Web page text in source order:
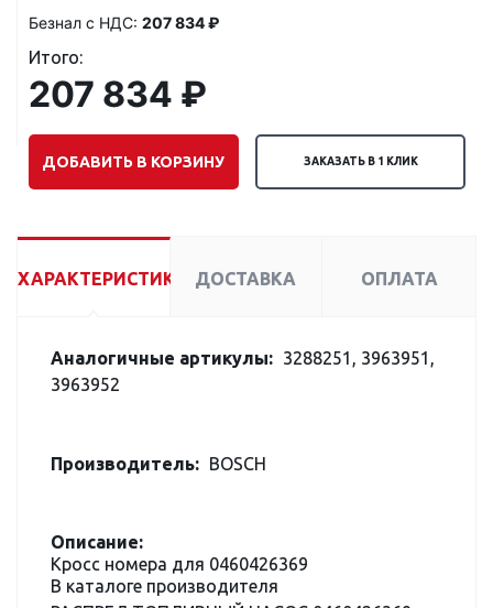
Безнал с НДС: 207 834 ₽
Итого:
207 834 ₽
ДОБАВИТЬ В КОРЗИНУ ЗАКАЗАТЬ В 1 КЛИК
ХАРАКТЕРИСТИКИ ДОСТАВКА ОПЛАТА
Аналогичные артикулы: 3288251, 3963951,
3963952
Производитель: BOSCH
Описание:
Кросс номера для 0460426369
В каталоге производителя